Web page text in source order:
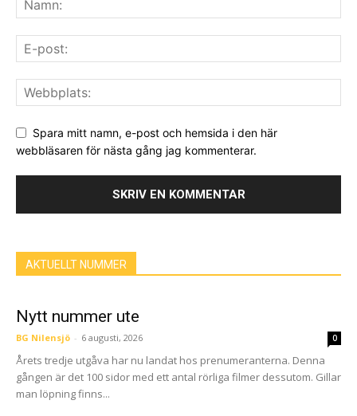
Spara mitt namn, e-post och hemsida i den här
webbläsaren för nästa gång jag kommenterar.
AKTUELLT NUMMER
Nytt nummer ute
BG Nilensjö - 6 augusti, 2026 0
Årets tredje utgåva har nu landat hos prenumeranterna. Denna
gången är det 100 sidor med ett antal rörliga filmer dessutom. Gillar
man löpning finns...